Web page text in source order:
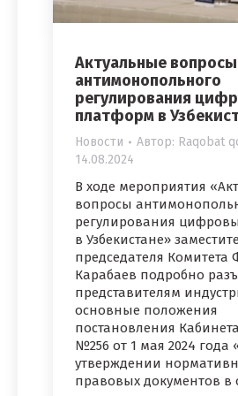
Актуальные вопросы
антимонопольного
регулирования
платформ в
Новости Автор: Raqobat
14.08.2024
В ходе мероприятия
вопросы
регулирования
в Узбекистане»
председателя Комитета
Карабаев подробно
представителям
основные положения
постановления
№256 от 1 мая 2024 года
утверждении
правовых документов в